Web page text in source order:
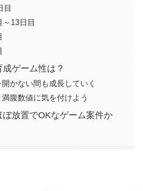
目
～13日目
成ゲーム性は？
かない間も成長していく
満腹数値に気を付けよう
ぼ放置でOKなゲーム案件か